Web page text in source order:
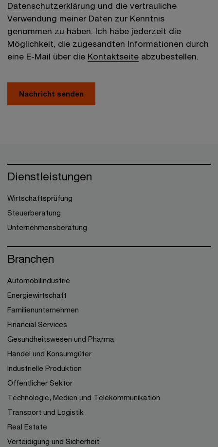
Datenschutzerklärung und die vertrauliche
Verwendung meiner Daten zur Kenntnis
genommen zu haben. Ich habe jederzeit die
Möglichkeit, die zugesandten Informationen durch
eine E-Mail über die Kontaktseite abzubestellen.
Nachricht senden
Dienstleistungen
Wirtschaftsprüfung
Steuerberatung
Unternehmensberatung
Branchen
Automobilindustrie
Energiewirtschaft
Familienunternehmen
Financial Services
Gesundheitswesen und Pharma
Handel und Konsumgüter
Industrielle Produktion
Öffentlicher Sektor
Technologie, Medien und Telekommunikation
Transport und Logistik
Real Estate
Verteidigung und Sicherheit